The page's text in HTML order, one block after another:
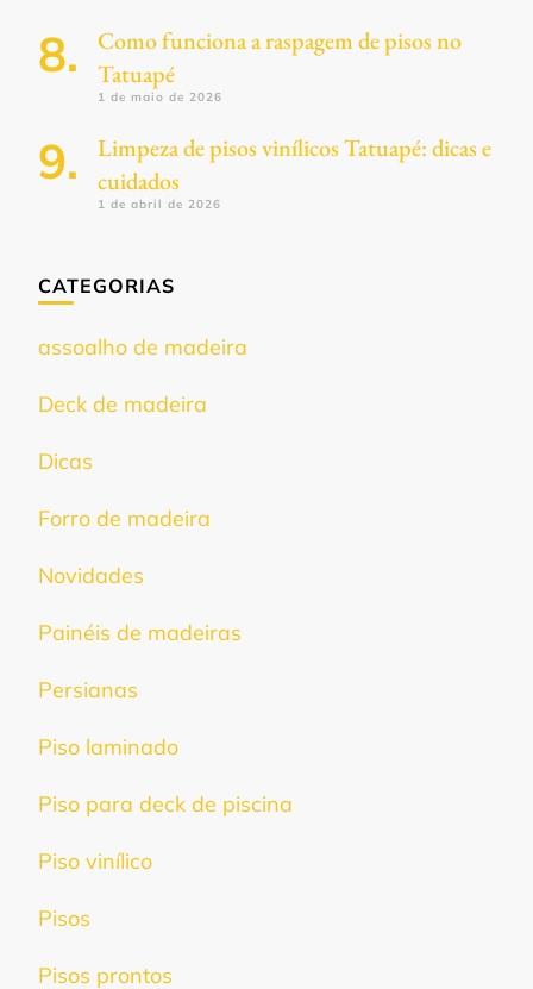
Como funciona a raspagem de pisos no
Tatuapé
1 de maio de 2026
Limpeza de pisos vinílicos Tatuapé: dicas e
cuidados
1 de abril de 2026
CATEGORIAS
assoalho de madeira
Deck de madeira
Dicas
Forro de madeira
Novidades
Painéis de madeiras
Persianas
Piso laminado
Piso para deck de piscina
Piso vinílico
Pisos
Pisos prontos